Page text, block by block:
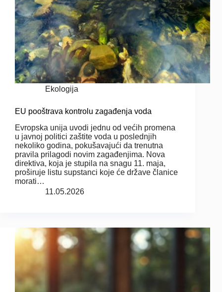
Ekologija
EU pooštrava kontrolu zagađenja voda
Evropska unija uvodi jednu od većih promena
u javnoj politici zaštite voda u poslednjih
nekoliko godina, pokušavajući da trenutna
pravila prilagodi novim zagađenjima. Nova
direktiva, koja je stupila na snagu 11. maja,
proširuje listu supstanci koje će države članice
morati…
11.05.2026